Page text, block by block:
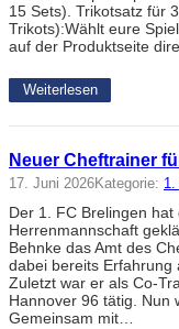
15 Sets). Trikotsatz für
Trikots):Wählt eure
auf der Produktseite
Weiterlesen
Neuer Cheftrainer
17. Juni 2026Kategorie: 1.
Der 1. FC Brelingen hat
Herrenmannschaft
Behnke das Amt des
dabei bereits Erfahrung
Zuletzt war er als Co-
Hannover 96 tätig. Nun
Gemeinsam mit…